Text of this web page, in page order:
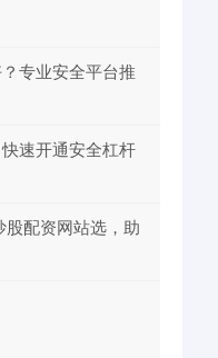
专业安全平台推
速开通安全杠杆
配资网站选，助